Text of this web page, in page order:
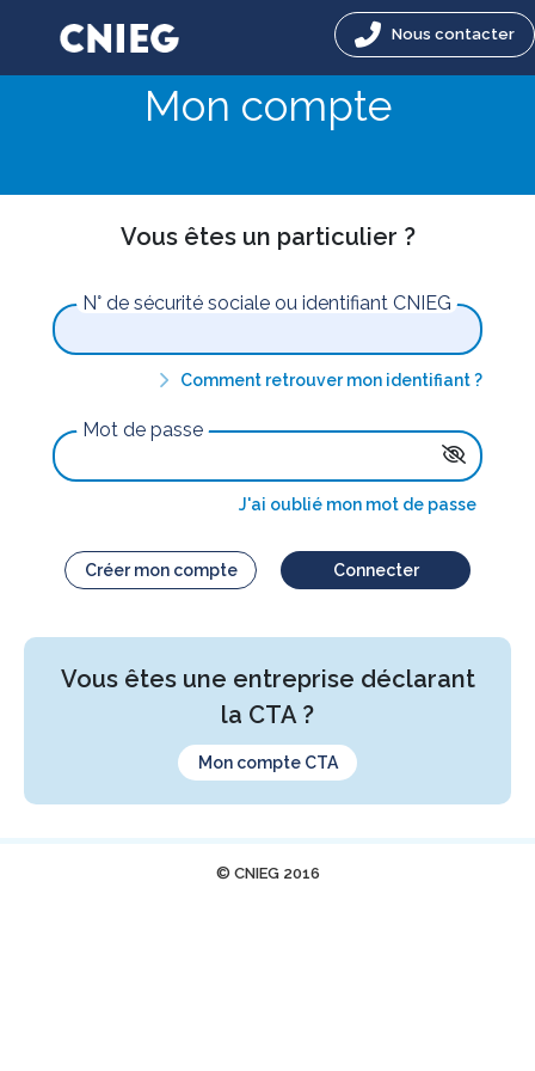
Nous contacter
Mon compte
Vous êtes un particulier ?
N° de sécurité sociale ou identifiant CNIEG
Comment retrouver mon identifiant ?
Mot de passe
J'ai oublié mon mot de passe
Créer mon compte Connecter
Vous êtes une entreprise déclarant
la CTA ?
Mon compte CTA
© CNIEG 2016